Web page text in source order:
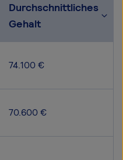
Durchschnittliches
Gehalt
74.100 €
70.600 €